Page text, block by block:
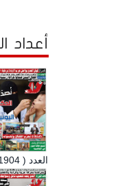
أعداد
العدد ( 1904)